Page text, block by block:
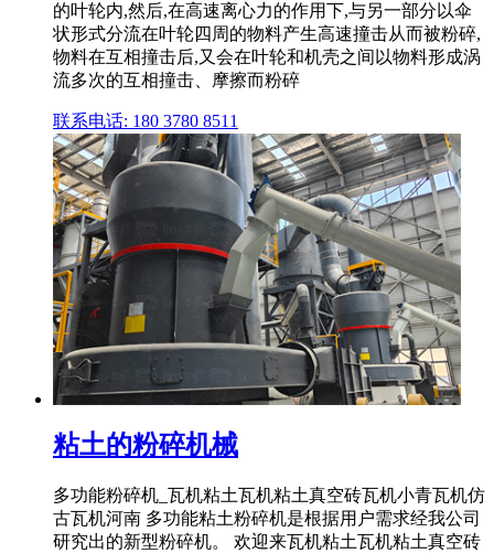
的叶轮内,然后,在高速离心力的作用下,与另一部分以伞
状形式分流在叶轮四周的物料产生高速撞击从而被粉碎,
物料在互相撞击后,又会在叶轮和机壳之间以物料形成涡
流多次的互相撞击、摩擦而粉碎
联系电话: 180 3780 8511
粘土的粉碎机械
多功能粉碎机_瓦机粘土瓦机粘土真空砖瓦机小青瓦机仿
古瓦机河南 多功能粘土粉碎机是根据用户需求经我公司
研究出的新型粉碎机。 欢迎来瓦机粘土瓦机粘土真空砖